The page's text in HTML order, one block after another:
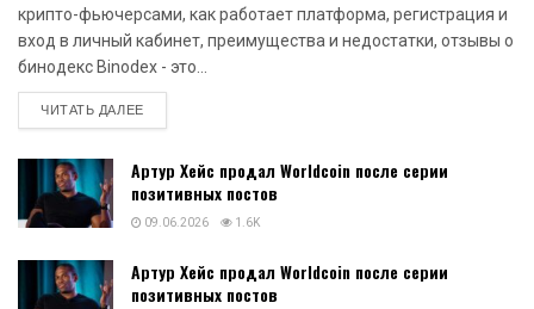
крипто-фьючерсами, как работает платформа, регистрация и
вход в личный кабинет, преимущества и недостатки, отзывы о
бинодекс Binodex - это...
ЧИТАТЬ ДАЛЕЕDETAILS
Артур Хейс продал Worldcoin после серии
позитивных постов
09.06.2026 1.6K
Артур Хейс продал Worldcoin после серии
позитивных постов